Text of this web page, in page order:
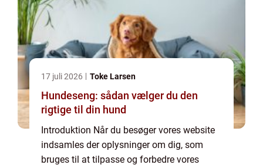
17 juli 2026 Toke Larsen
Hundeseng: sådan vælger du den
rigtige til din hund
Introduktion Når du besøger vores website
indsamles der oplysninger om dig, som
bruges til at tilpasse og forbedre vores